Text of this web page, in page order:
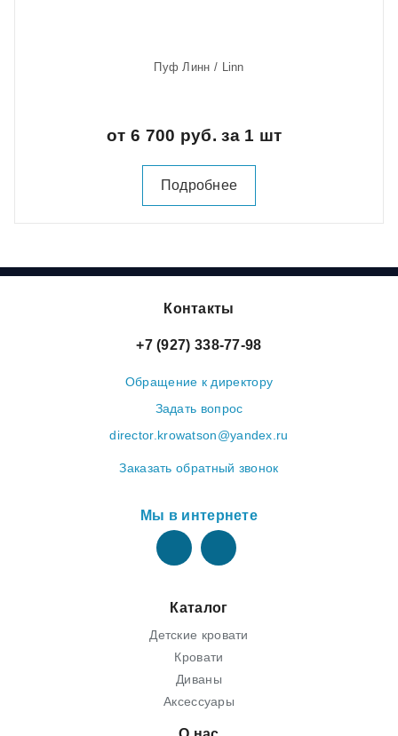
Пуф Линн / Linn
от 6 700 руб. за 1 шт
Подробнее
Контакты
+7 (927) 338-77-98
Обращение к директору
Задать вопрос
director.krowatson@yandex.ru
Заказать обратный звонок
Мы в интернете
Каталог
Детские кровати
Кровати
Диваны
Аксессуары